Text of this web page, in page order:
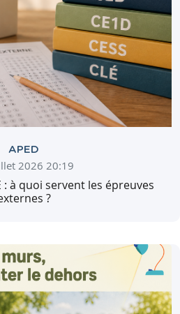
APED
2026 20:19
: à quoi servent les épreuves
?